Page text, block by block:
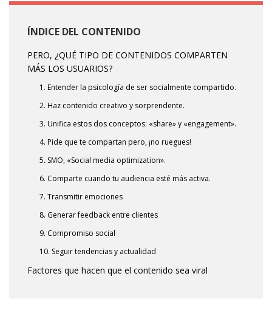
ÍNDICE DEL CONTENIDO
PERO, ¿QUÉ TIPO DE CONTENIDOS COMPARTEN
MÁS LOS USUARIOS?
1. Entender la psicología de ser socialmente compartido.
2. Haz contenido creativo y sorprendente.
3. Unifica estos dos conceptos: «share» y «engagement».
4. Pide que te compartan pero, ¡no ruegues!
5. SMO, «Social media optimization».
6. Comparte cuando tu audiencia esté más activa.
7. Transmitir emociones
8. Generar feedback entre clientes
9. Compromiso social
10. Seguir tendencias y actualidad
Factores que hacen que el contenido sea viral